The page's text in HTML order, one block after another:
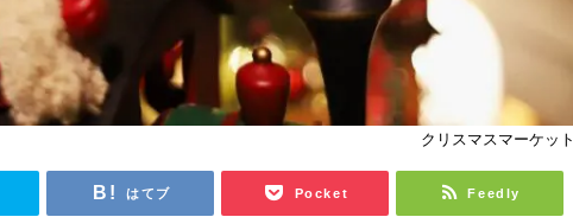
クリスマスマーケット
はてブ Pocket Feedly